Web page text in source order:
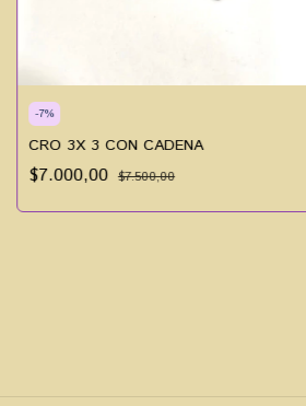
-7%
CRO 3X 3 CON CADENA
$7.000,00 $7.500,00